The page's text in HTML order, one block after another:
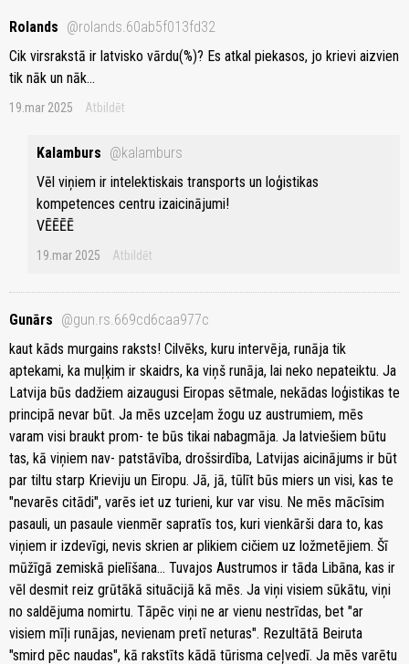
Rolands @rolands.60ab5f013fd32
Cik virsrakstā ir latvisko vārdu(%)? Es atkal piekasos, jo krievi aizvien
tik nāk un nāk...
19.mar 2025 Atbildēt
Kalamburs @kalamburs
Vēl viņiem ir intelektiskais transports un loģistikas
kompetences centru izaicinājumi!
VĒĒĒĒ
19.mar 2025 Atbildēt
Gunārs @gun.rs.669cd6caa977c
kaut kāds murgains raksts! Cilvēks, kuru intervēja, runāja tik
aptekami, ka muļķim ir skaidrs, ka viņš runāja, lai neko nepateiktu. Ja
Latvija būs dadžiem aizaugusi Eiropas sētmale, nekādas loģistikas te
principā nevar būt. Ja mēs uzceļam žogu uz austrumiem, mēs
varam visi braukt prom- te būs tikai nabagmāja. Ja latviešiem būtu
tas, kā viņiem nav- patstāvība, drošsirdība, Latvijas aicinājums ir būt
par tiltu starp Krieviju un Eiropu. Jā, jā, tūlīt būs miers un visi, kas te
"nevarēs citādi", varēs iet uz turieni, kur var visu. Ne mēs mācīsim
pasauli, un pasaule vienmēr sapratīs tos, kuri vienkārši dara to, kas
viņiem ir izdevīgi, nevis skrien ar plikiem cičiem uz ložmetējiem. Šī
mūžīgā zemiskā pielīšana... Tuvajos Austrumos ir tāda Libāna, kas ir
vēl desmit reiz grūtākā situācijā kā mēs. Ja viņi visiem sūkātu, viņi
no saldējuma nomirtu. Tāpēc viņi ne ar vienu nestrīdas, bet "ar
visiem mīļi runājas, nevienam pretī neturas". Rezultātā Beiruta
"smird pēc naudas", kā rakstīts kādā tūrisma ceļvedī. Ja mēs varētu